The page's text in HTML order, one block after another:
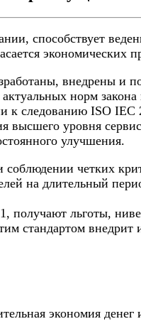
способствует
внедрены и
норм
к следованию ISO
высшего уровня
улучшения.
четких
на длительный
получают льготы,
стандартом
экономия